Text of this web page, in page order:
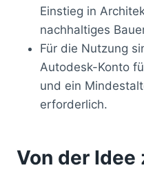
Einstieg in
nachhaltiges
Für die Nutzung
Autodesk-Konto
und ein
erforderlich.
Von der Idee